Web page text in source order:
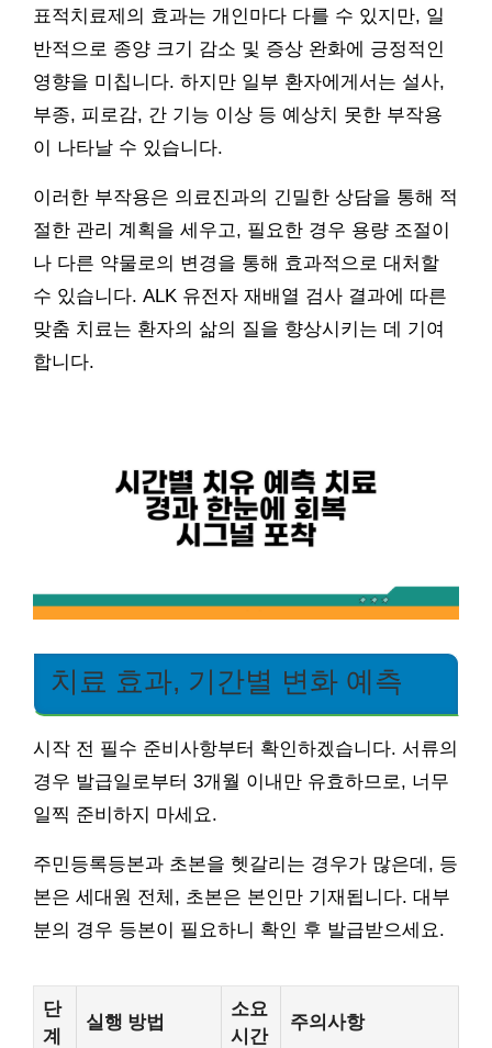
표적치료제의 효과는 개인마다 다를 수 있지만, 일
반적으로 종양 크기 감소 및 증상 완화에 긍정적인
영향을 미칩니다. 하지만 일부 환자에게서는 설사,
부종, 피로감, 간 기능 이상 등 예상치 못한 부작용
이 나타날 수 있습니다.
이러한 부작용은 의료진과의 긴밀한 상담을 통해 적
절한 관리 계획을 세우고, 필요한 경우 용량 조절이
나 다른 약물로의 변경을 통해 효과적으로 대처할
수 있습니다. ALK 유전자 재배열 검사 결과에 따른
맞춤 치료는 환자의 삶의 질을 향상시키는 데 기여
합니다.
치료 효과, 기간별 변화 예측
시작 전 필수 준비사항부터 확인하겠습니다. 서류의
경우 발급일로부터 3개월 이내만 유효하므로, 너무
일찍 준비하지 마세요.
주민등록등본과 초본을 헷갈리는 경우가 많은데, 등
본은 세대원 전체, 초본은 본인만 기재됩니다. 대부
분의 경우 등본이 필요하니 확인 후 발급받으세요.
단
계
실행 방법
소요
시간
주의사항